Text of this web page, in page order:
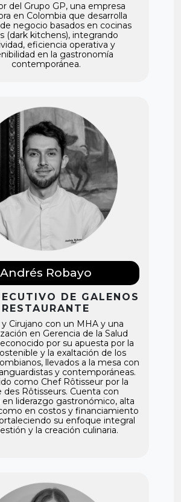
del Grupo GP, una empresa
en Colombia que desarrolla
negocio basados en cocinas
(dark kitchens), integrando
eficiencia operativa y
en la gastronomía
contemporánea.
Andrés Robayo
DE GALENOS
RESTAURANTE
Cirujano con un MHA y una
en Gerencia de la Salud
por su apuesta por la
y la exaltación de los
llevados a la mesa con
y contemporáneas.
como Chef Rôtisseur por la
des Rôtisseurs. Cuenta con
liderazgo gastronómico, alta
en costos y financiamiento
su enfoque integral
y la creación culinaria.